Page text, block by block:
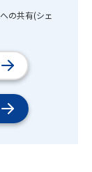
の共有(シェ